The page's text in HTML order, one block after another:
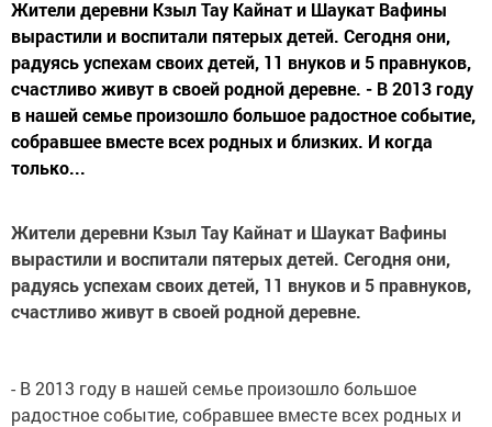
Жители деревни Кзыл Тау Кайнат и Шаукат Вафины
вырастили и воспитали пятерых детей. Сегодня они,
радуясь успехам своих детей, 11 внуков и 5 правнуков,
счастливо живут в своей родной деревне. - В 2013 году
в нашей семье произошло большое радостное событие,
собравшее вместе всех родных и близких. И когда
только...
Жители деревни Кзыл Тау Кайнат и Шаукат Вафины
вырастили и воспитали пятерых детей. Сегодня они,
радуясь успехам своих детей, 11 внуков и 5 правнуков,
счастливо живут в своей родной деревне.
- В 2013 году в нашей семье произошло большое
радостное событие, собравшее вместе всех родных и